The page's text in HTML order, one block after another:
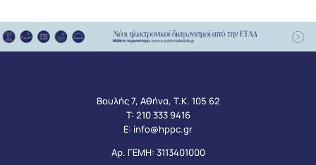
Βουλής 7, Αθήνα, Τ.Κ. 105 62
Τ: 210 333 9416
Ε: info@hppc.gr
Αρ. ΓΕΜΗ: 3113401000